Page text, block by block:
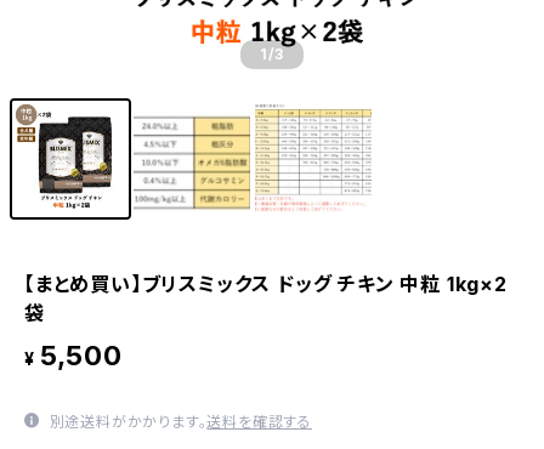
1 /3
【まとめ買い】ブリスミックス ドッグ チキン 中粒 1kg×2
袋
¥ 5,500
別途送料がかかります。送料を確認する